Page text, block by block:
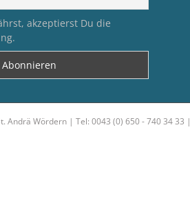
akzeptierst Du die
Andrä Wördern | Tel: 0043 (0) 650 - 740 34 33 |